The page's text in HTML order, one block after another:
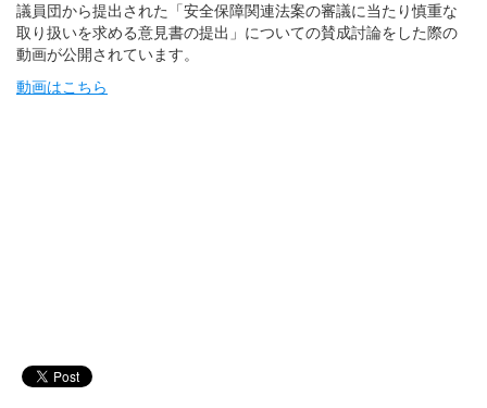
議員団から提出された「安全保障関連法案の審議に当たり慎重な
取り扱いを求める意見書の提出」についての賛成討論をした際の
動画が公開されています。
動画はこちら